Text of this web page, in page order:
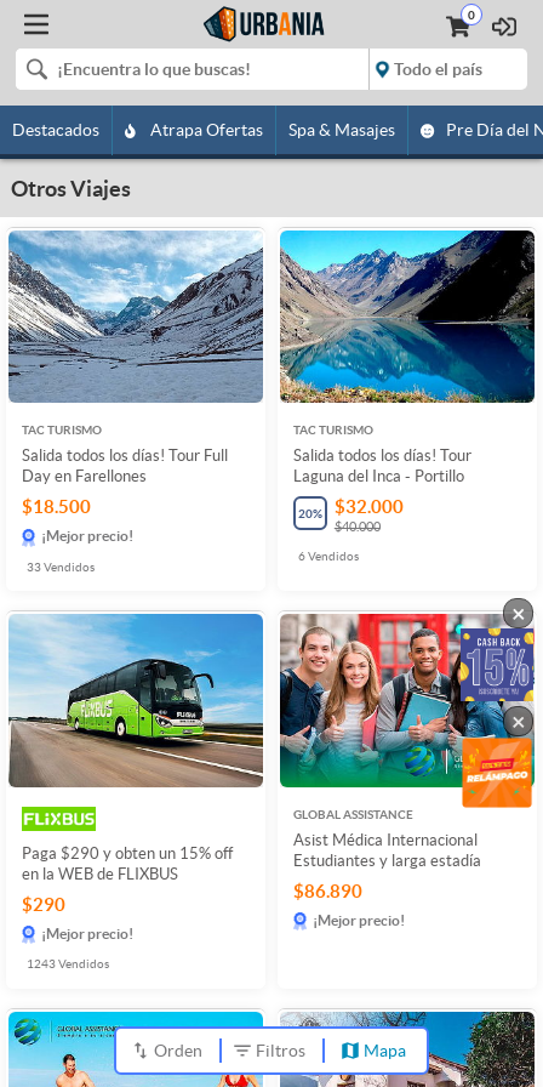
0
Destacados Atrapa Ofertas Spa & Masajes Pre Día del
Otros Viajes
TAC TURISMO
Salida todos los días! Tour Full
Day en Farellones
$18.500
¡Mejor precio!
33Vendidos
TAC TURISMO
Salida todos los días! Tour
Laguna del Inca - Portillo
20% $32.000
$40.000
6Vendidos
Paga $290 y obten un 15% off
en la WEB de FLIXBUS
$290
¡Mejor precio!
1243Vendidos
GLOBAL ASSISTANCE
Asist Médica Internacional
Estudiantes y larga estadía
$86.890
¡Mejor precio!
Orden Filtros Mapa
×
×